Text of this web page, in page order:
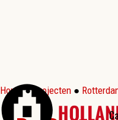
Home ● Projecten ●